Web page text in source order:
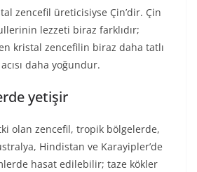
zencefil üreticisiyse Çin’dir. Çin
lezzeti biraz farklıdır;
kristal zencefilin biraz daha tatlı
daha yoğundur.
yetişir
olan zencefil, tropik bölgelerde,
Hindistan ve Karayipler’de
hasat edilebilir; taze kökler